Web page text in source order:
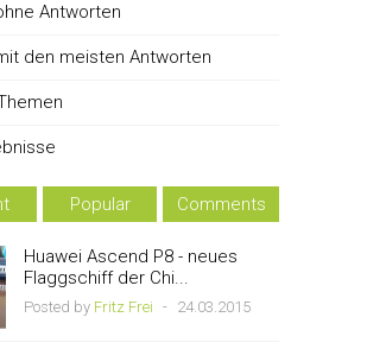
Antworten
den meisten Antworten
Popular Comments
Huawei Ascend P8 - neues
Flaggschiff der Chi...
Posted by Fritz Frei - 24.03.2015